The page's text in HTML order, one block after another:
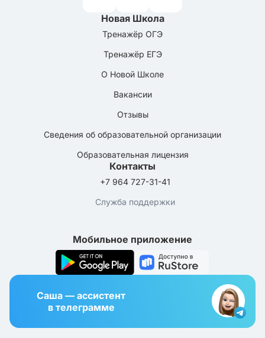
Новая Школа
Тренажёр ОГЭ
Тренажёр ЕГЭ
О Новой Школе
Вакансии
Отзывы
Сведения об образовательной организации
Образовательная лицензия
Контакты
+7 964 727-31-41
Служба поддержки
Мобильное приложение
Саша — ассистент
в телеграмме